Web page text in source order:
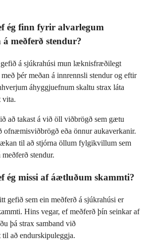
ég finn fyrir alvarlegum
meðferð stendur?
á sjúkrahúsi mun læknisfræðilegt
þér meðan á innrennsli stendur og eftir
áhyggjuefnum skaltu strax láta
vita.
að takast á við öll viðbrögð sem gætu
ofnæmisviðbrögð eða önnur aukaverkanir.
til að stjórna öllum fylgikvillum sem
stendur.
ég missi af áætluðum skammti?
gefið sem ein meðferð á sjúkrahúsi er
Hins vegar, ef meðferð þín seinkar af
þá strax samband við
að endurskipuleggja.